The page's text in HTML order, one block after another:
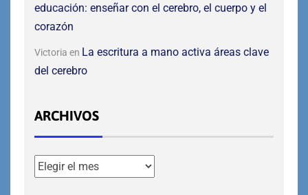
educación: enseñar con el cerebro, el cuerpo y el
corazón
Victoria en La escritura a mano activa áreas clave
del cerebro
ARCHIVOS